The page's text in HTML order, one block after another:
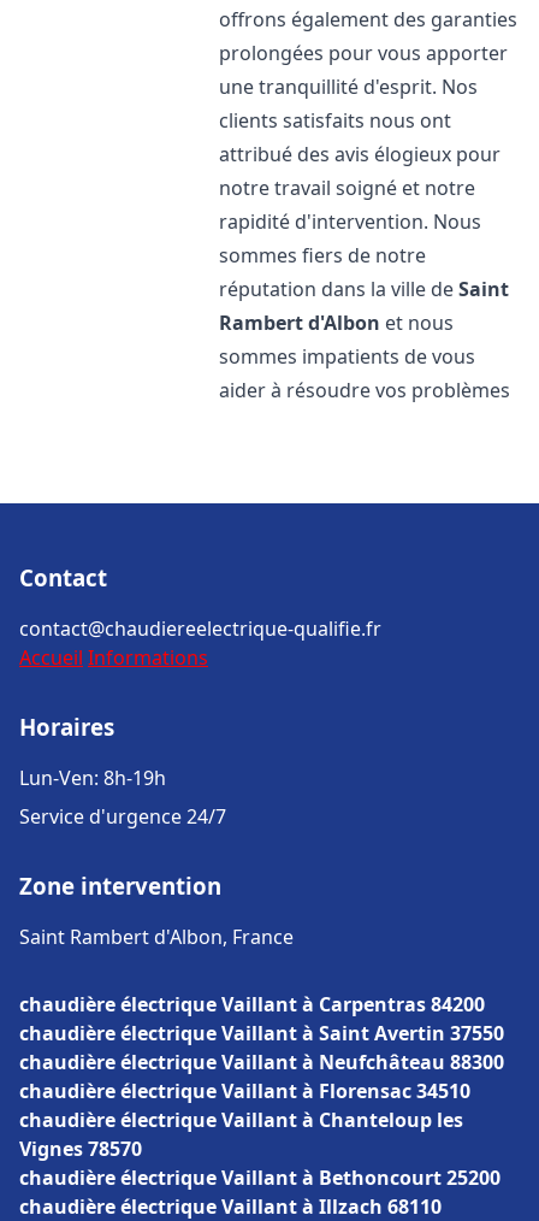
offrons également des garanties
prolongées pour vous apporter
une tranquillité d'esprit. Nos
clients satisfaits nous ont
attribué des avis élogieux pour
notre travail soigné et notre
rapidité d'intervention. Nous
sommes fiers de notre
réputation dans la ville deSaint
Rambert d'Albon et nous
sommes impatients de vous
aider à résoudre vos problèmes
Contact
contact@chaudiereelectrique-qualifie.fr
Accueil Informations
Horaires
Lun-Ven: 8h-19h
Service d'urgence 24/7
Zone intervention
Saint Rambert d'Albon, France
chaudière électrique Vaillant à Carpentras 84200
chaudière électrique Vaillant à Saint Avertin 37550
chaudière électrique Vaillant à Neufchâteau 88300
chaudière électrique Vaillant à Florensac 34510
chaudière électrique Vaillant à Chanteloup les
Vignes 78570
chaudière électrique Vaillant à Bethoncourt 25200
chaudière électrique Vaillant à Illzach 68110